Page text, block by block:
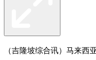
（吉隆坡综合讯）马来西